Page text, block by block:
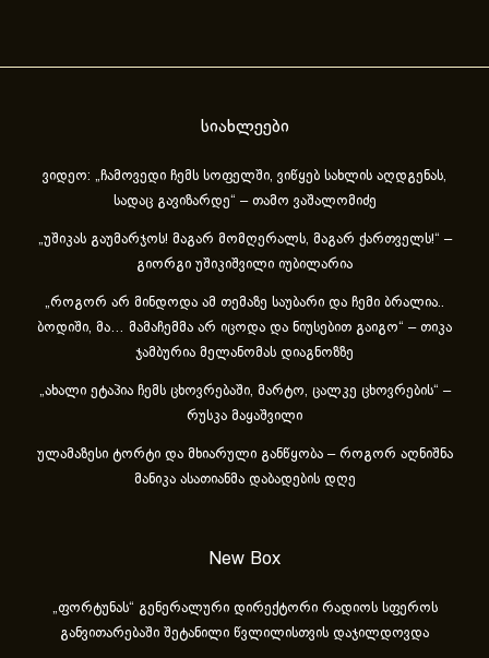
სიახლეები
ვიდეო: „ჩამოვედი ჩემს სოფელში, ვიწყებ სახლის აღდგენას,
სადაც გავიზარდე“ – თამო ვაშალომიძე
„უშიკას გაუმარჯოს! მაგარ მომღერალს, მაგარ ქართველს!“ –
გიორგი უშიკიშვილი იუბილარია
„როგორ არ მინდოდა ამ თემაზე საუბარი და ჩემი ბრალია..
ბოდიში, მა… მამაჩემმა არ იცოდა და ნიუსებით გაიგო“ – თიკა
ჯამბურია მელანომას დიაგნოზზე
„ახა­ლი ეტა­პია ჩემს ცხოვ­რე­ბა­ში, მარ­ტო, ცალ­კე ცხოვ­რე­ბის“ –
რუსკა მაყაშვილი
ულამაზესი ტორტი და მხიარული განწყობა – როგორ აღნიშნა
მანიკა ასათიანმა დაბადების დღე
New Box
„ფორტუნას“ გენერალური დირექტორი რადიოს სფეროს
განვითარებაში შეტანილი წვლილისთვის დაჯილდოვდა